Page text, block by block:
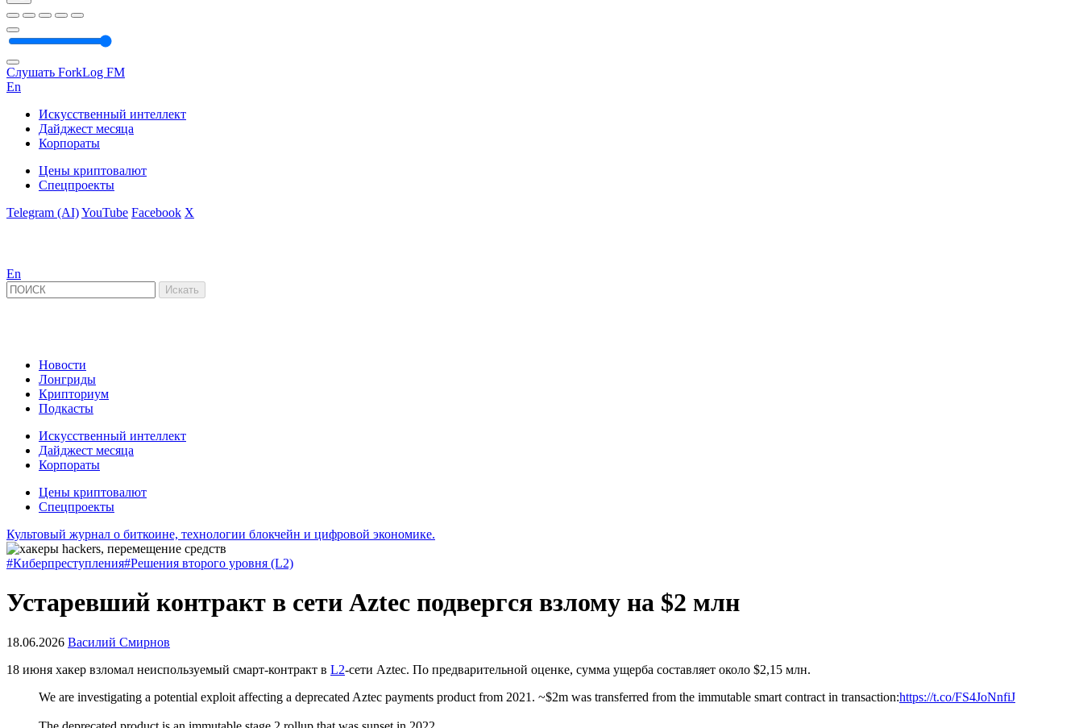
Слушать ForkLog FM
En
Искусственный интеллект
Дайджест месяца
Корпораты
Цены криптовалют
Спецпроекты
Telegram (AI)YouTube Facebook X
En
Новости
Лонгриды
Крипториум
Подкасты
Искусственный интеллект
Дайджест месяца
Корпораты
Цены криптовалют
Спецпроекты
Культовый журнал о биткоине, технологии блокчейн и цифровой экономике.
#Киберпреступления#Решения второго уровня (L2)
Устаревший контракт в сети Aztec подвергся взлому на $2 млн
18.06.2026 Василий Смирнов
18 июня хакер взломал неиспользуемый смарт-контракт в L2-сети Aztec. По предварительной оценке, сумма ущерба составляет около $2,15 млн.
We are investigating a potential exploit affecting a deprecated Aztec payments product from 2021. ~$2m was transferred from the immutable smart contract in transaction:https://t.co/FS4JoNnfiJ